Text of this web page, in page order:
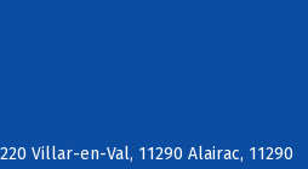
Villar-en-Val, 11290 Alairac, 11290